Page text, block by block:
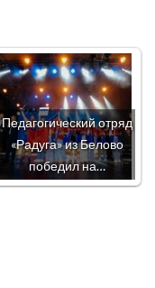
Педагогический отряд
«Радуга» из Белово
победил на…